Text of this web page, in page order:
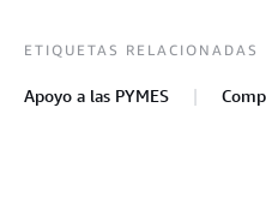
ETIQUETAS RELACIONADAS
Apoyo a las PYMES